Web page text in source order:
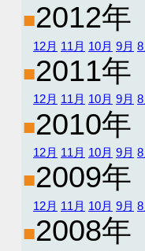
■2012年
12月 11月 10月 9月 8
■2011年
12月 11月 10月 9月 8
■2010年
12月 11月 10月 9月 8
■2009年
12月 11月 10月 9月 8
■2008年